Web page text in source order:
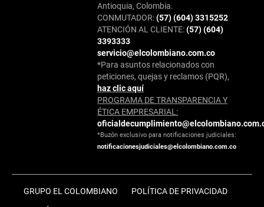
Antioquia, Colombia.
CONMUTADOR:(57) (604) 3315252
ATENCIÓN AL CLIENTE:(57) (604)
3393333
servicio@elcolombiano.com.co
*Para asuntos relacionados con
peticiones, quejas y reclamos (PQR),
haz clic aquí
PROGRAMA DE TRANSPARENCIA Y
ÉTICA EMPRESARIAL:
*Buzón exclusivo para notificaciones judiciales:
notificacionesjudiciales@elcolombiano.com.co
GRUPO EL COLOMBIANO POLÍTICA DE PRIVACIDAD